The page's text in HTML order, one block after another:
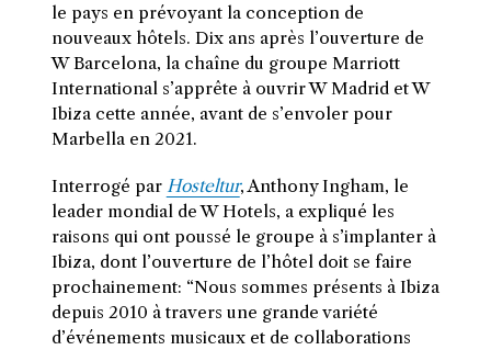
le pays en prévoyant la conception de
nouveaux hôtels. Dix ans après l’ouverture de
W Barcelona, la chaîne du groupe Marriott
International s’apprête à ouvrir W Madrid et W
Ibiza cette année, avant de s’envoler pour
Marbella en 2021.
Interrogé par Hosteltur, Anthony Ingham, le
leader mondial de W Hotels, a expliqué les
raisons qui ont poussé le groupe à s’implanter à
Ibiza, dont l’ouverture de l’hôtel doit se faire
prochainement: “Nous sommes présents à Ibiza
depuis 2010 à travers une grande variété
d’événements musicaux et de collaborations